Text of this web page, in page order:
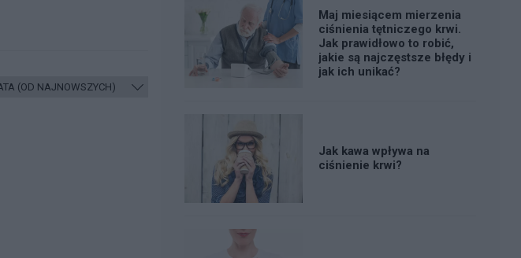
Maj miesiącem mierzenia
ciśnienia tętniczego krwi.
Jak prawidłowo to robić,
jakie są najczęstsze błędy i
jak ich unikać?
Jak kawa wpływa na
ciśnienie krwi?